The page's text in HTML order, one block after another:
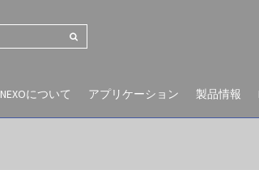
SEARCH
NEXOについて アプリケーション 製品情報